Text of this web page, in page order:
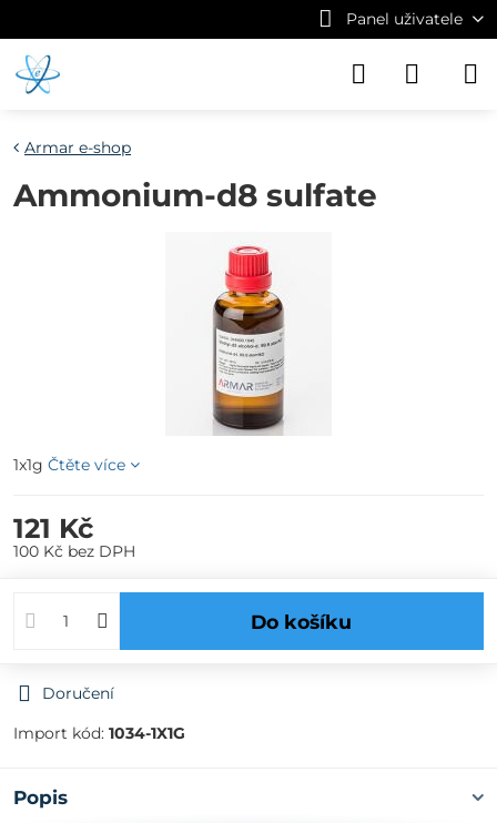
Panel uživatele
Armar e-shop
Ammonium-d8 sulfate
1x1g Čtěte více
121 Kč
100 Kč bez DPH
Do košíku
Doručení
Import kód: 1034-1X1G
Popis